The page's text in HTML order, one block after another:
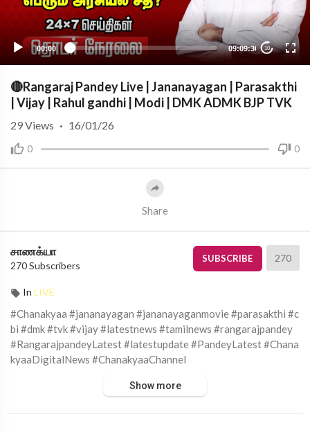
00:00 09:09:36 10
🔴Rangaraj Pandey Live | Jananayagan | Parasakthi
| Vijay | Rahul gandhi | Modi | DMK ADMK BJP TVK
0 0
29Views · 16/01/26
Share
சாணக்யா
270 Subscribers
SUBSCRIBE 270
In LIVE
#Chanakyaa #jananayagan #jananayaganmovie #parasakthi #c
bi #dmk #tvk #vijay #latestnews #tamilnews #rangarajpandey
#RangarajpandeyLatest #latestupdate #PandeyLatest #Chana
kyaaDigitalNews #ChanakyaaChannel
Show more